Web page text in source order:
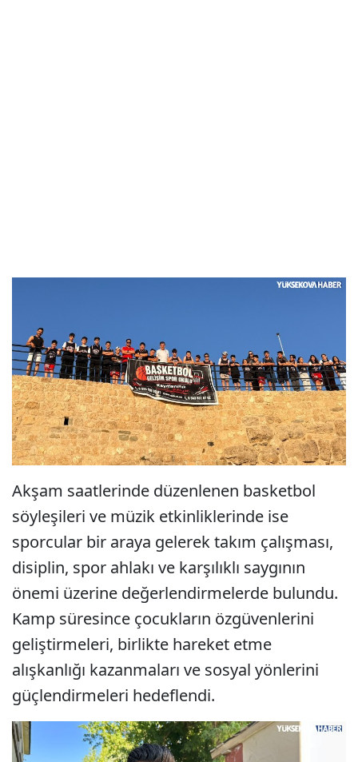
Akşam saatlerinde düzenlenen basketbol
söyleşileri ve müzik etkinliklerinde ise
sporcular bir araya gelerek takım çalışması,
disiplin, spor ahlakı ve karşılıklı saygının
önemi üzerine değerlendirmelerde bulundu.
Kamp süresince çocukların özgüvenlerini
geliştirmeleri, birlikte hareket etme
alışkanlığı kazanmaları ve sosyal yönlerini
güçlendirmeleri hedeflendi.